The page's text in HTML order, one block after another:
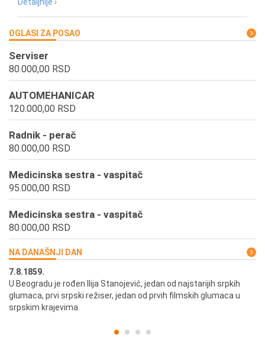
OGLASI ZA POSAO
Serviser
80.000,00 RSD
AUTOMEHANICAR
120.000,00 RSD
Radnik - perač
80.000,00 RSD
Medicinska sestra - vaspitač
95.000,00 RSD
Medicinska sestra - vaspitač
80.000,00 RSD
NA DANAŠNJI DAN
7.8.1859.
U Beogradu je rođen Ilija Stanojević, jedan od najstarijih srpkih
glumaca, prvi srpski režiser, jedan od prvih filmskih glumaca u
srpskim krajevima.